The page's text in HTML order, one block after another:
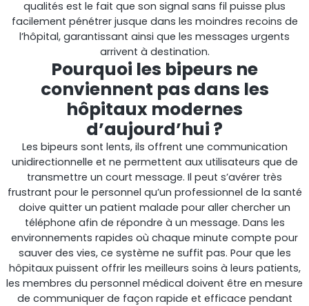
Shark
Analyseur professionnel de signaux
Sentinel
qualités est le fait que son signal sans fil puisse plus
facilement pénétrer jusque dans les moindres recoins de
l’hôpital, garantissant ainsi que les messages urgents
arrivent à destination.
Pourquoi les bipeurs ne
conviennent pas dans les
hôpitaux modernes
d’aujourd’hui ?
Les bipeurs sont lents, ils offrent une communication
unidirectionnelle et ne permettent aux utilisateurs que de
transmettre un court message. Il peut s’avérer très
frustrant pour le personnel qu’un professionnel de la santé
doive quitter un patient malade pour aller chercher un
téléphone afin de répondre à un message. Dans les
environnements rapides où chaque minute compte pour
sauver des vies, ce système ne suffit pas. Pour que les
hôpitaux puissent offrir les meilleurs soins à leurs patients,
les membres du personnel médical doivent être en mesure
de communiquer de façon rapide et efficace pendant